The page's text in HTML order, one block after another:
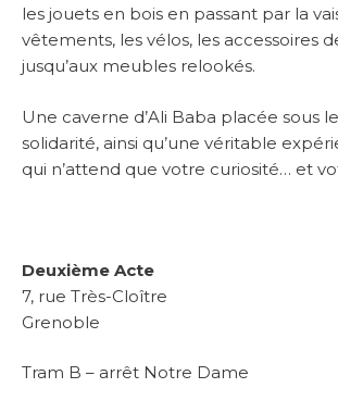
les jouets en bois en passant par la
vêtements, les vélos, les accessoires
jusqu’aux meubles relookés.
Une caverne d’Ali Baba placée sous
solidarité, ainsi qu’une véritable
qui n’attend que votre curiosité… et
Deuxième Acte
7, rue Très-Cloître
Grenoble
Tram B – arrêt Notre Dame